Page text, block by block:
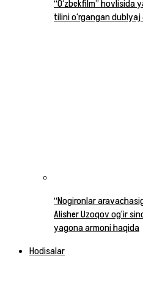
“O‘zbekfilm” hovlisida
tilini o‘rgangan
“Nogironlar
Alisher Uzoqov og‘ir
yagona armoni haqida
Hodisalar